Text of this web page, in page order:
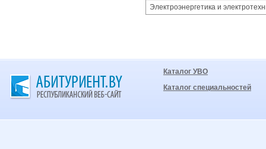
Электроэнергетика и
Каталог УВО
Каталог специальностей